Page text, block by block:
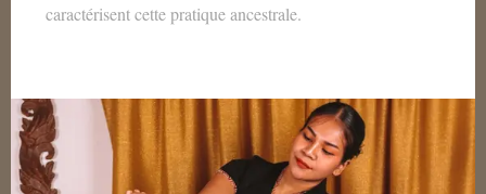
caractérisent cette pratique ancestrale.